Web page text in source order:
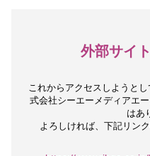
外部サイ
これからアクセスしようとし
式会社シーエーメディアエ
はあ
よろしければ、下記リン